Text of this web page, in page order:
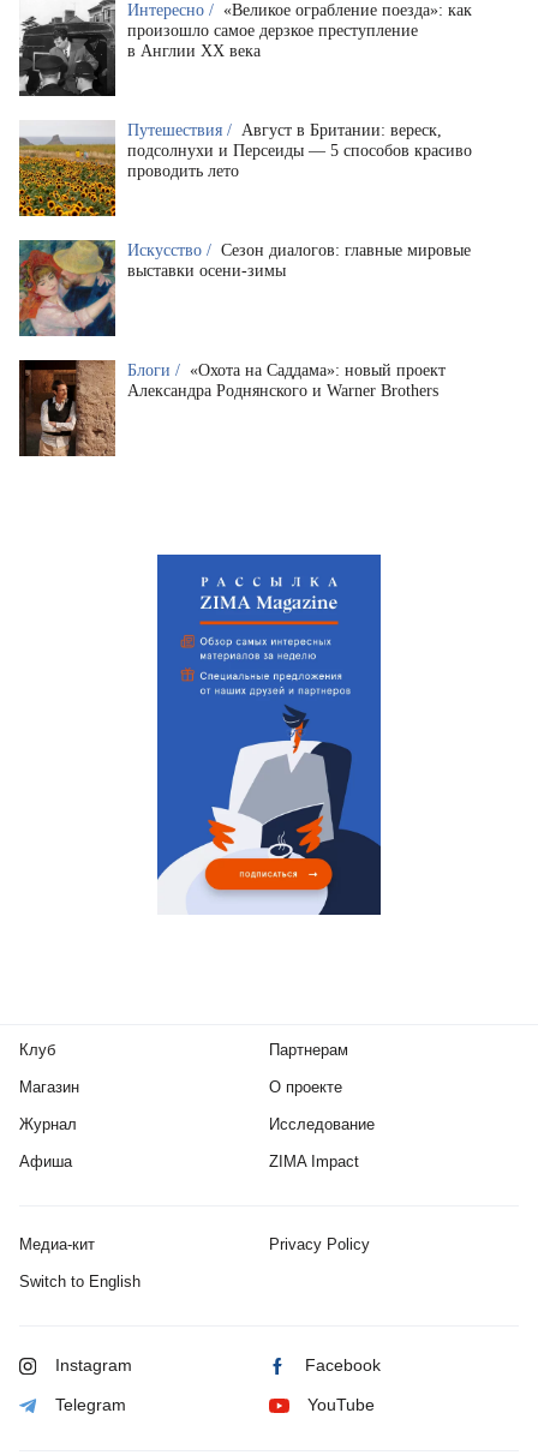
Интересно / «Великое ограбление поезда»: как
произошло самое дерзкое преступление
в Англии XX века
Путешествия / Август в Британии: вереск,
подсолнухи и Персеиды — 5 способов красиво
проводить лето
Искусство / Сезон диалогов: главные мировые
выставки осени-зимы
Блоги / «Охота на Саддама»: новый проект
Александра Роднянского и Warner Brothers
Клуб
Магазин
Журнал
Афиша
Партнерам
О проекте
Исследование
ZIMA Impact
Медиа-кит Privacy Policy
Switch to English
Instagram Facebook
Telegram YouTube